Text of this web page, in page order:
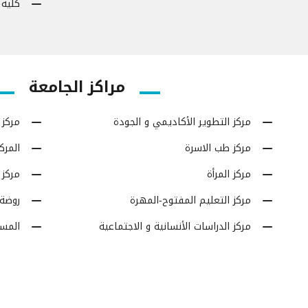
مراكز الجامعة
مركز التطوير الأكاديمي و الجودة
مركز طب الاسرة
مركز المرأة
مركز التعليم المفتوح-المهرة
مركز الدراسات الأنسانية و الاجتماعية